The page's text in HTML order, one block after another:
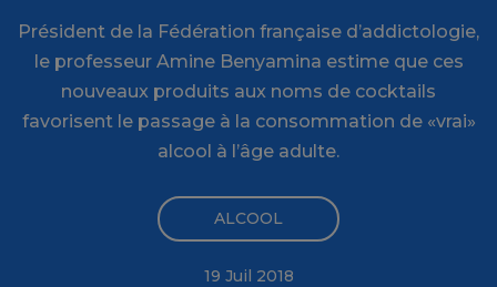
Président de la Fédération française d’addictologie,
le professeur Amine Benyamina estime que ces
nouveaux produits aux noms de cocktails
favorisent le passage à la consommation de «vrai»
alcool à l’âge adulte.
ALCOOL
19 Juil 2018